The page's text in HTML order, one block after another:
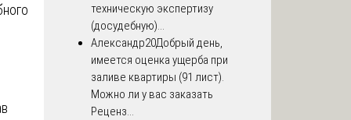
техническую экспертизу
(досудебную)...
Александр20Добрый день,
имеется оценка ущерба при
заливе квартиры (91 лист).
Можно ли у вас заказать
Реценз...